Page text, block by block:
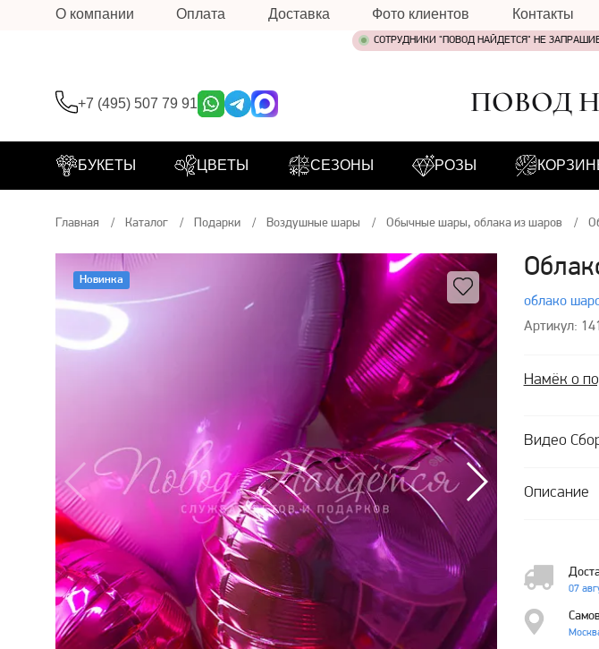
О компании Оплата Доставка Фото клиентов Контакты
СОТРУДНИКИ "ПОВОД НАЙДЕТСЯ" НЕ
+7 (495) 507 79 91 ПОВОД
БУКЕТЫ ЦВЕТЫ СЕЗОНЫ РОЗЫ
Главная Каталог Подарки Воздушные шары Обычные шары, облака из шаров
Новинка
облако
Артикул:
Намёк о
Видео
Описание
07